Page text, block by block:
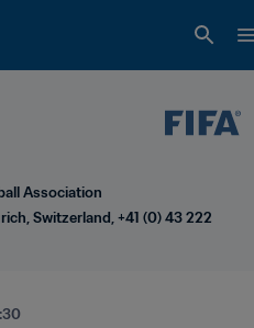
Association
Switzerland, +41 (0) 43 222